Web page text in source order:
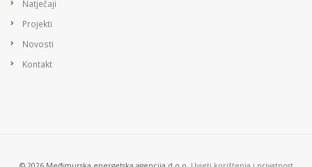
Natječaji
Projekti
Novosti
Kontakt